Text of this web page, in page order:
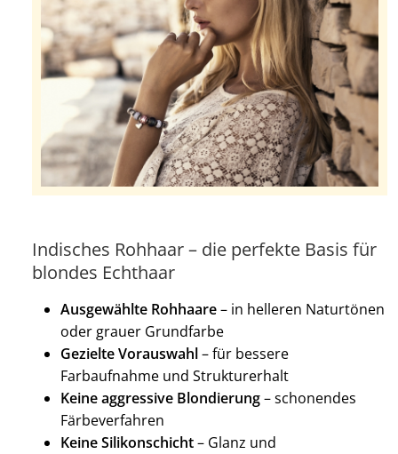
Indisches Rohhaar – die perfekte Basis für
blondes Echthaar
Ausgewählte Rohhaare– in helleren Naturtönen
oder grauer Grundfarbe
Gezielte Vorauswahl– für bessere
Farbaufnahme und Strukturerhalt
Keine aggressive Blondierung– schonendes
Färbeverfahren
Keine Silikonschicht– Glanz und